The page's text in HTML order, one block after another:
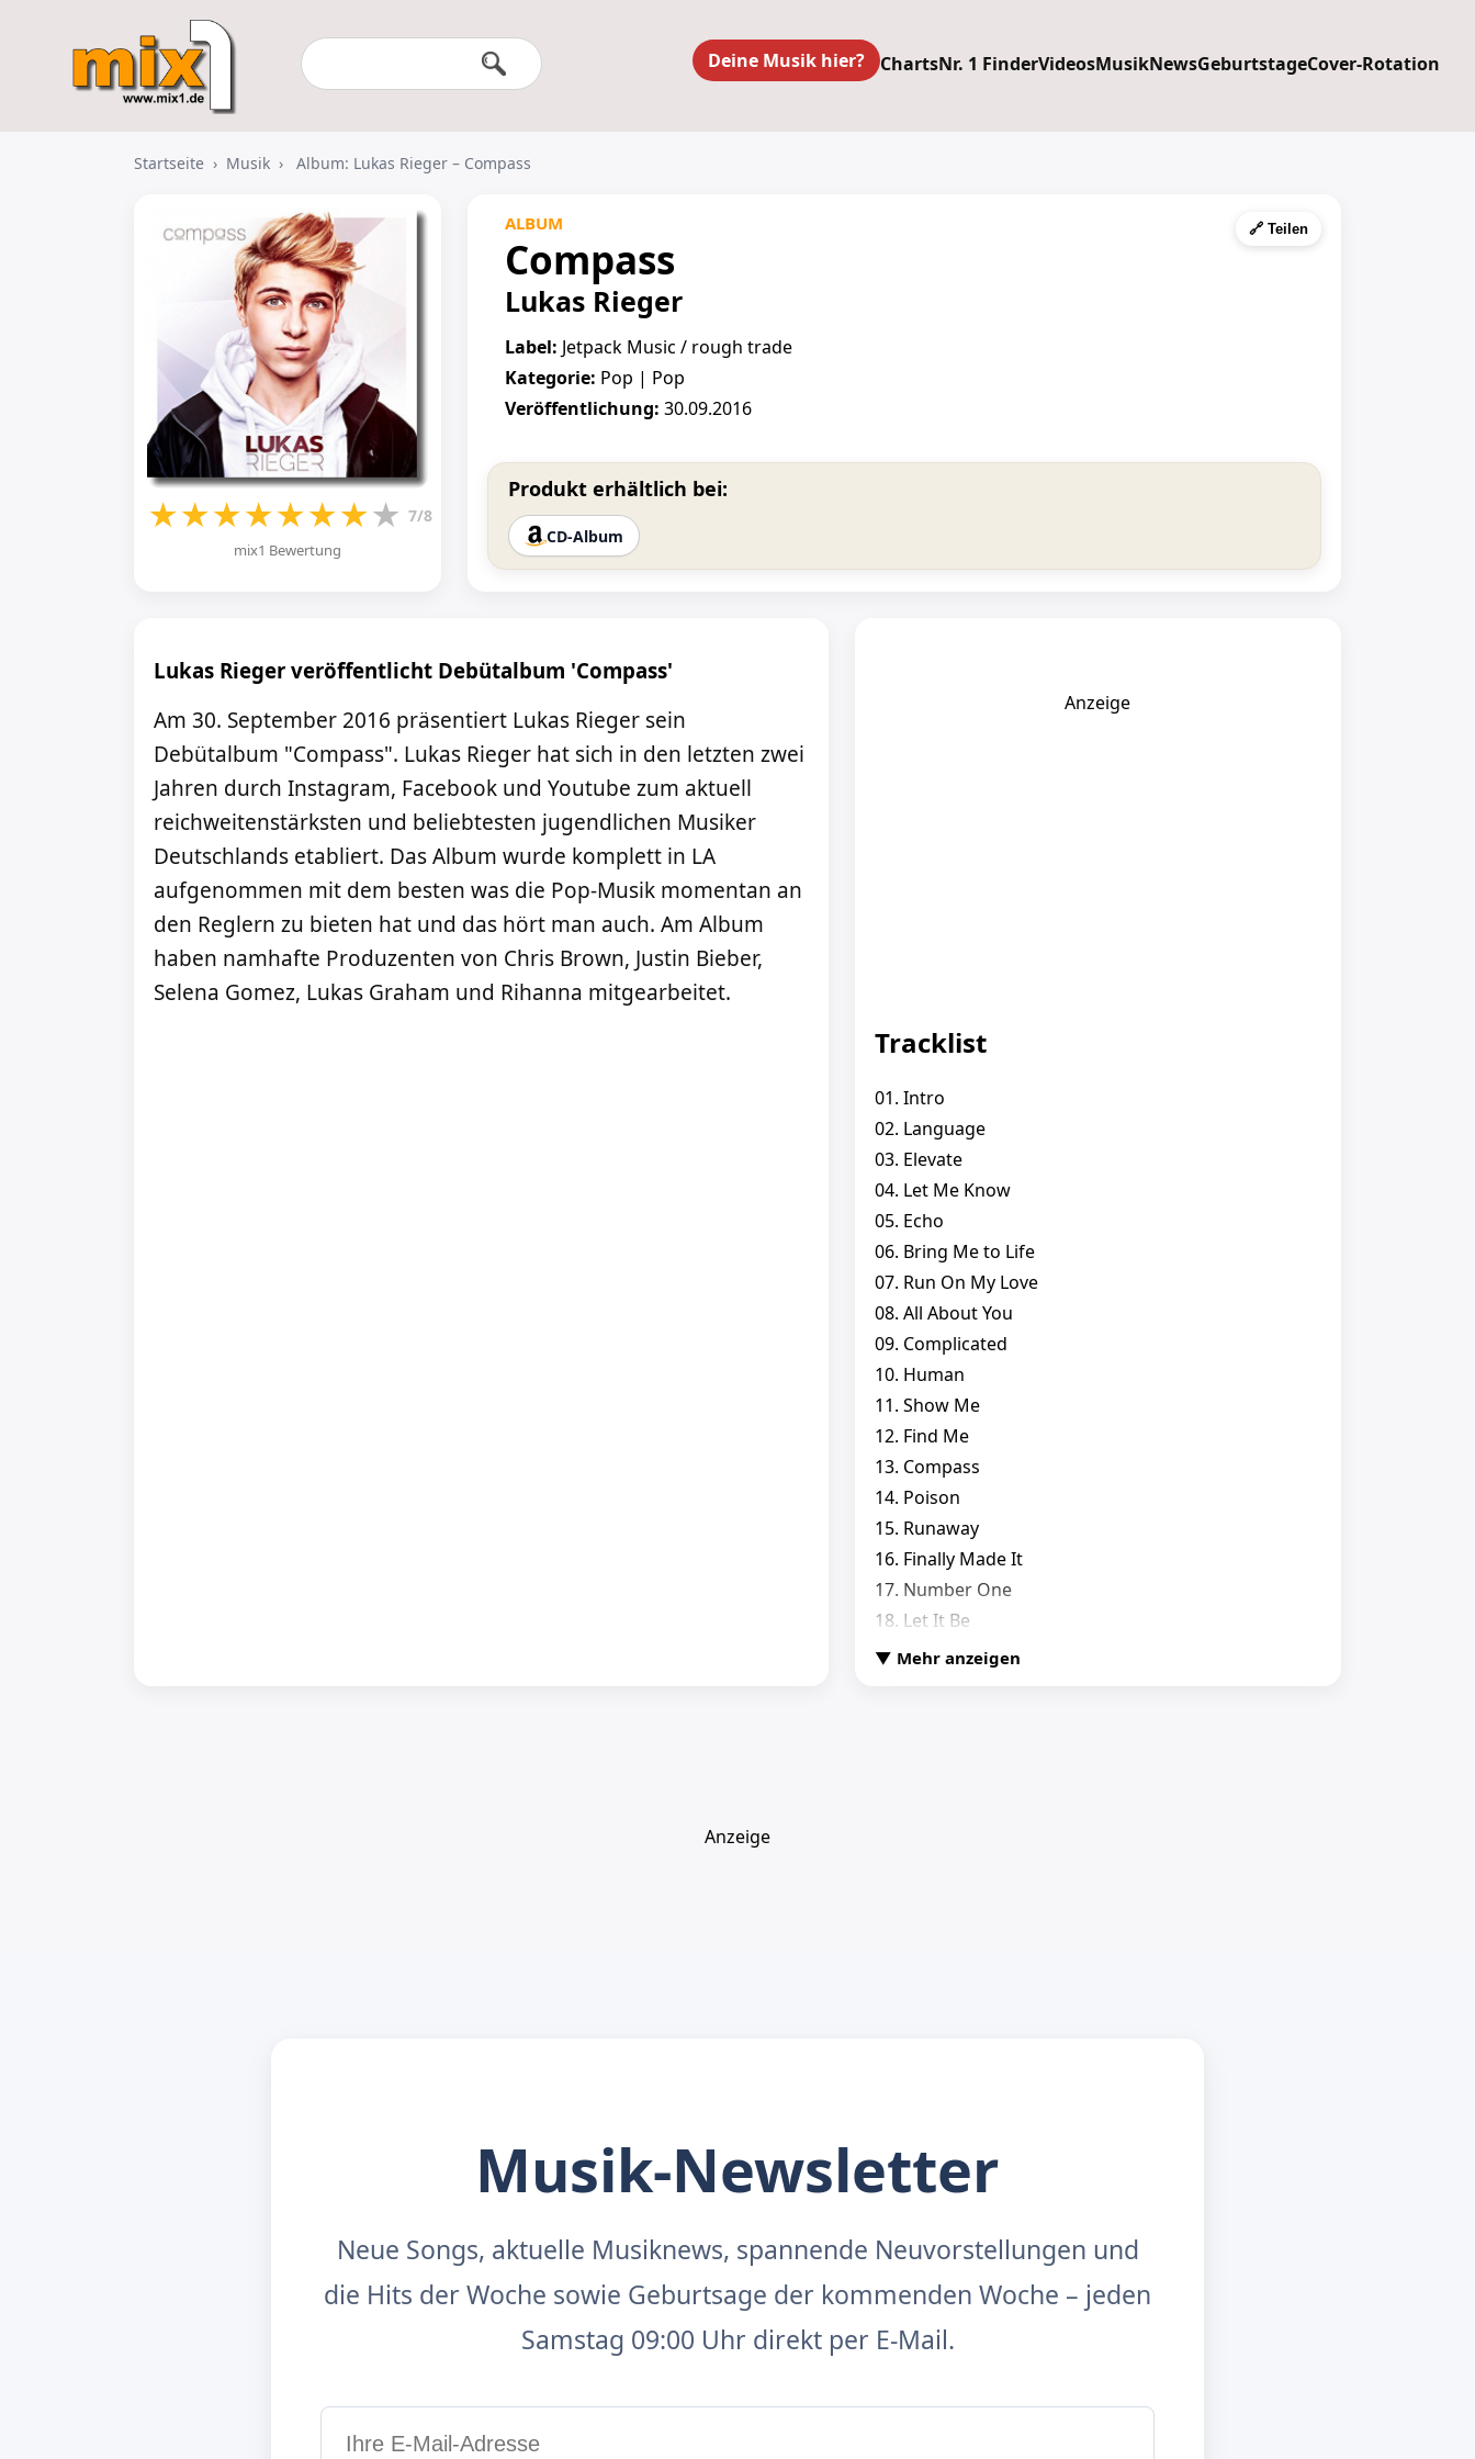
Deine Musik hier? ChartsNr. 1 FinderVideosMusikNewsGeburtstageCover-Rotation
Startseite › Musik › Album: Lukas Rieger – Compass
★★★★★★★★ 7/8
mix1 Bewertung
🔗 Teilen
ALBUM
Compass
Lukas Rieger
Label: Jetpack Music / rough trade
Kategorie: Pop | Pop
Veröffentlichung: 30.09.2016
Produkt erhältlich bei:
CD-Album
Lukas Rieger veröffentlicht Debütalbum 'Compass'
Am 30. September 2016 präsentiert Lukas Rieger sein
Debütalbum "Compass". Lukas Rieger hat sich in den letzten zwei
Jahren durch Instagram, Facebook und Youtube zum aktuell
reichweitenstärksten und beliebtesten jugendlichen Musiker
Deutschlands etabliert. Das Album wurde komplett in LA
aufgenommen mit dem besten was die Pop-Musik momentan an
den Reglern zu bieten hat und das hört man auch. Am Album
haben namhafte Produzenten von Chris Brown, Justin Bieber,
Selena Gomez, Lukas Graham und Rihanna mitgearbeitet.
Anzeige
Tracklist
01. Intro
02. Language
03. Elevate
04. Let Me Know
05. Echo
06. Bring Me to Life
07. Run On My Love
08. All About You
09. Complicated
10. Human
11. Show Me
12. Find Me
13. Compass
14. Poison
15. Runaway
16. Finally Made It
17. Number One
18. Let It Be
▼ Mehr anzeigen
Anzeige
Musik-Newsletter
Neue Songs, aktuelle Musiknews, spannende Neuvorstellungen und
die Hits der Woche sowie Geburtsage der kommenden Woche – jeden
Samstag 09:00 Uhr direkt per E-Mail.